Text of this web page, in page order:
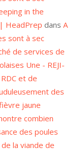
in the
HeadPrep dans A
sont à sec
de services de
Une - REJI-
et de
des
jaune
combien
des poules
la viande de